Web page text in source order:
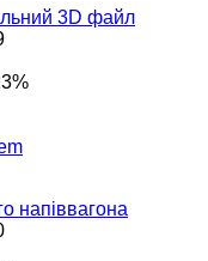
3D файл
напіввагона